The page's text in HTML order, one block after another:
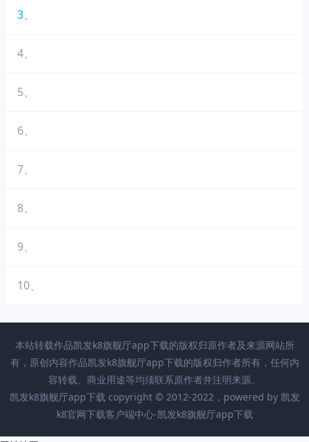
3、
4、
5、
6、
7、
8、
9、
10、
本站转载作品凯发k8旗舰厅app下载的版权归原作者及来源网站所
有，原创内容作品凯发k8旗舰厅app下载的版权归作者所有，任何内
容转载、商业用途等均须联系原作者并注明来源。
凯发k8旗舰厅app下载 copyright © 2012-2022，powered by 凯发
k8官网下载客户端中心-凯发k8旗舰厅app下载